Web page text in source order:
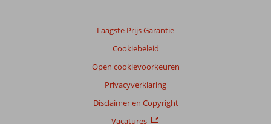
Laagste Prijs Garantie
Cookiebeleid
Open cookievoorkeuren
Privacyverklaring
Disclaimer en Copyright
Vacatures